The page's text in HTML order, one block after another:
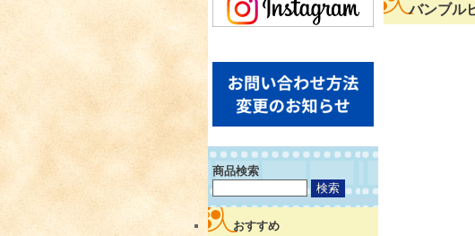
商品検索
おすすめ
バンブル